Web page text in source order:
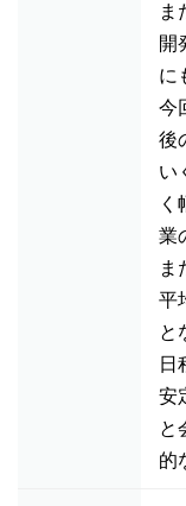
ま
開
に
今
後
い
く
業
ま
平
と
日
安
と
的